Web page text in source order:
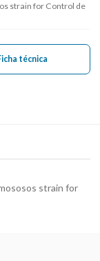
strain for Control de
técnica
strain for